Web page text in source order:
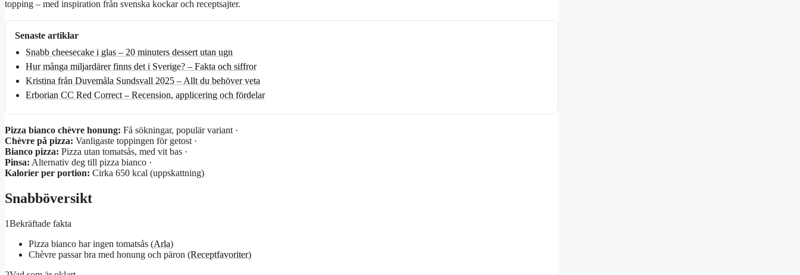
topping – med inspiration från svenska kockar och receptsajter.
Senaste artiklar
Snabb cheesecake i glas – 20 minuters dessert utan ugn
Hur många miljardärer finns det i Sverige? – Fakta och siffror
Kristina från Duvemåla Sundsvall 2025 – Allt du behöver veta
Erborian CC Red Correct – Recension, applicering och fördelar
Pizza bianco chèvre honung: Få sökningar, populär variant ·
Chèvre på pizza: Vanligaste toppingen för getost ·
Bianco pizza: Pizza utan tomatsås, med vit bas ·
Pinsa: Alternativ deg till pizza bianco ·
Kalorier per portion: Cirka 650 kcal (uppskattning)
Snabböversikt
1Bekräftade fakta
Pizza bianco har ingen tomatsås (Arla)
Chèvre passar bra med honung och päron (Receptfavoriter)